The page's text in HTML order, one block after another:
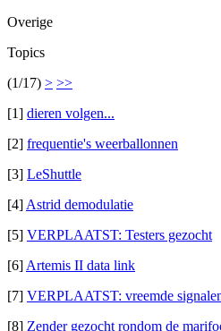
Overige
Topics
(1/17) > >>
[1] dieren volgen...
[2] frequentie's weerballonnen
[3] LeShuttle
[4] Astrid demodulatie
[5] VERPLAATST: Testers gezocht
[6] Artemis II data link
[7] VERPLAATST: vreemde
[8] Zender gezocht rondom de